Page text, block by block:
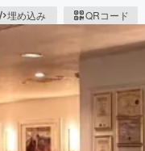
埋め込み QRコード